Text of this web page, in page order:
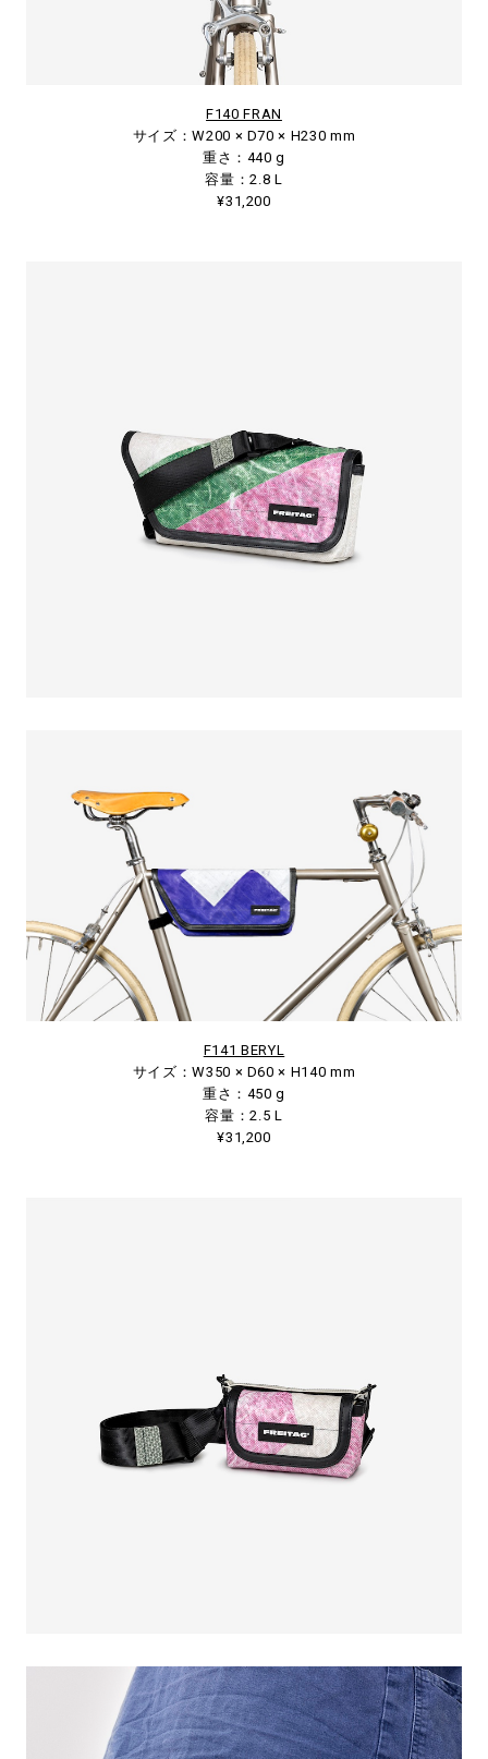
F140 FRAN
サイズ：W200 × D70 × H230 mm
重さ：440 g
容量：2.8 L
¥31,200
F141 BERYL
サイズ：W350 × D60 × H140 mm
重さ：450 g
容量：2.5 L
¥31,200